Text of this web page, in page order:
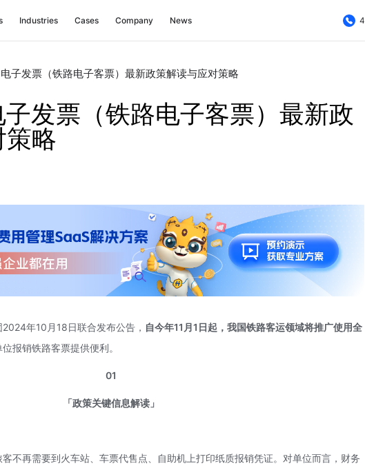
Industries Cases Company News
子发票（铁路电子客票）最新政策解读与应对策略
发票（铁路电子客票）最新政
略
年10月18日联合发布公告， 自今年11月1日起，我国铁路客运领域将推广使用全
报销铁路客票提供便利。
01
「政策关键信息解读」
不再需要到火车站、车票代售点、自助机上打印纸质报销凭证。对单位而言，财务